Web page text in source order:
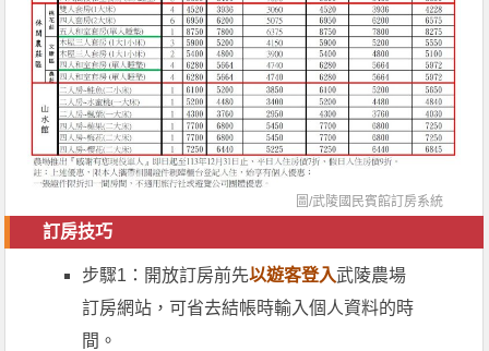
圖/武陵國民賓館訂房系統
訂房技巧
步驟1：開放訂房前先以遊客登入武陵農場
訂房網站，可省去結帳時輸入個人資料的時
間。